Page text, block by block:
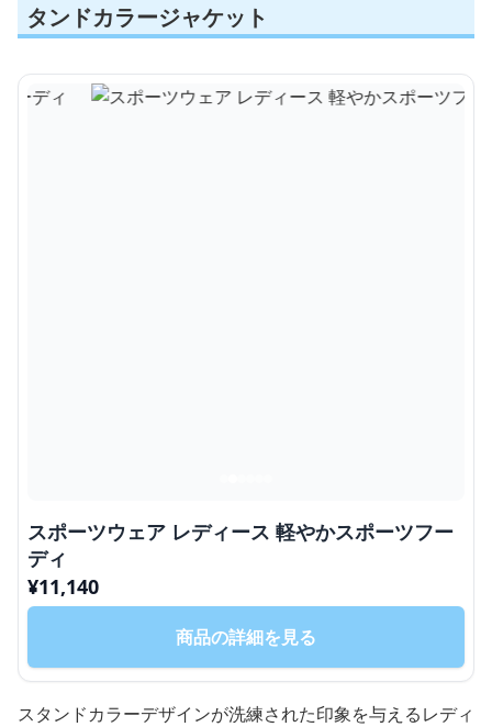
タンドカラージャケット
スポーツウェア レディース 軽やかスポーツフー
ディ
¥11,140
商品の詳細を見る
スタンドカラーデザインが洗練された印象を与えるレディ